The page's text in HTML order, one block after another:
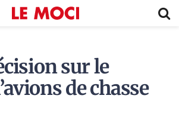
sur le
de chasse